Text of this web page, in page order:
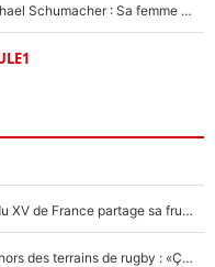
Nouvelle rumeur autour de la santé de Michael Schumacher : Sa femme Corinna sort du silence
Mis de côté par Fabien Galthié, un joueur du XV de France partage sa frustration : «ils ne me l’ont pas dit tout de suite»
La raison d'être de Matthieu Jalibert en dehors des terrains de rugby : «Ça m'atteint autant que si tu touches à un membre de ma famille»